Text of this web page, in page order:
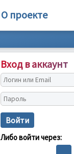
О проекте
Вход в аккаунт
Войти
Либо войти через: